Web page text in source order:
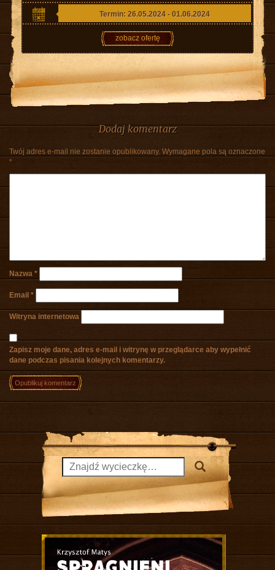
Termin: 26.05.2024 - 01.06.2024
zobacz ofertę
Dodaj komentarz
Twój adres e-mail nie zostanie opublikowany. Wymagane pola są oznaczone
*
Nazwa *
Email *
Witryna internetowa
Zapisz moje dane, adres e-mail i witrynę w przeglądarce aby wypełnić
dane podczas pisania kolejnych komentarzy.